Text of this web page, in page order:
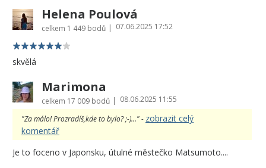
Helena Poulová
celkem 1 449 bodů | 07.06.2025 17:52
skvělá
Marimona
celkem 17 009 bodů | 08.06.2025 11:55
"Za málo! Prozradíš,kde to bylo? ;-)..." - zobrazit celý
komentář
Je to foceno v Japonsku, útulné městečko Matsumoto....